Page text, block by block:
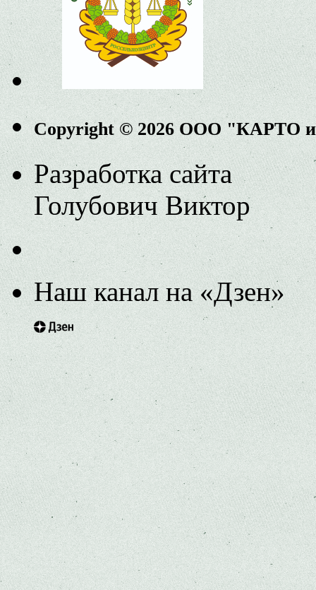
Copyright © 2026 ООО "КАРТО
Разработка сайта
Голубович Виктор
Наш канал на «Дзен»